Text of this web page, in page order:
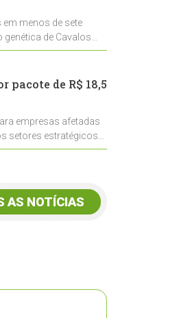
menos de sete
de Cavalos
pacote de R$ 18,5
empresas afetadas
setores estratégicos
AS NOTÍCIAS